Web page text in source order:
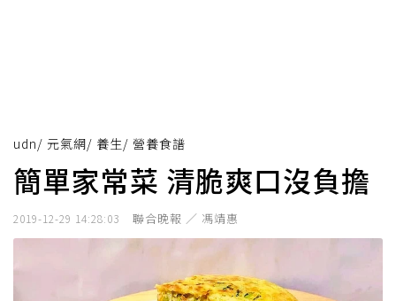
udn/ 元氣網/ 養生/ 營養食譜
簡單家常菜 清脆爽口沒負擔
2019-12-29 14:28:03 聯合晚報 ／ 馮靖惠